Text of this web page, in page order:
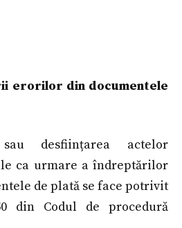
erorilor din documentele
desființarea actelor
ca urmare a îndreptărilor
de plată se face potrivit
din Codul de procedură